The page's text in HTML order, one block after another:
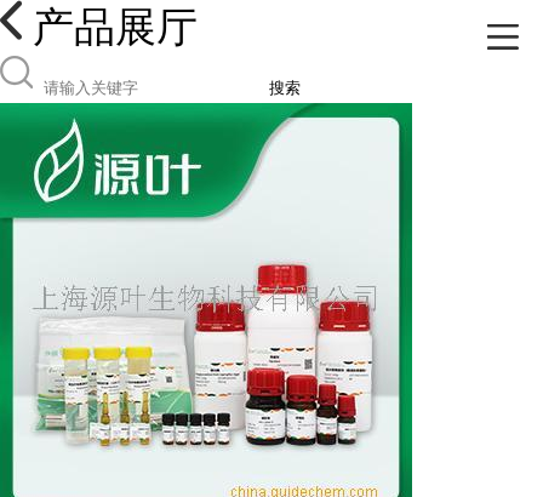
产品展厅
搜索